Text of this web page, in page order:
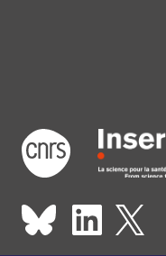
Footer
Réseaux